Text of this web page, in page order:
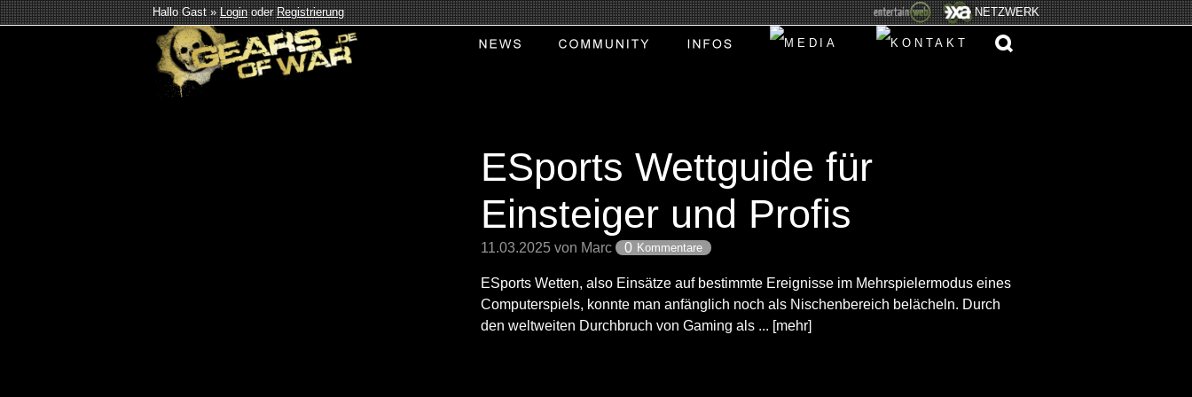
Hallo Gast »LoginoderRegistrierung NETZWERK
ESports Wettguide für
Einsteiger und Profis
11.03.2025 von Marc 0 Kommentare
ESports Wetten, also Einsätze auf bestimmte Ereignisse im Mehrspielermodus eines
Computerspiels, konnte man anfänglich noch als Nischenbereich belächeln. Durch
den weltweiten Durchbruch von Gaming als ... [mehr]